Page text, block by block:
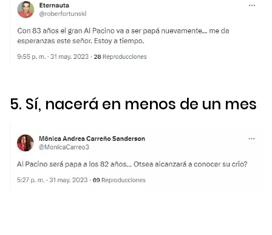
5. Sí, nacerá en menos de un mes